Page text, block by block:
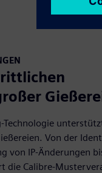
Technologie
Von der
von IP-Änderungen
die Calibre-